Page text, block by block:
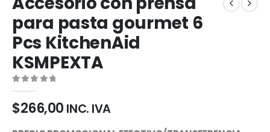
para pasta gourmet 6
Pcs KitchenAid
KSMPEXTA
0out of 5
$266,00 INC. IVA